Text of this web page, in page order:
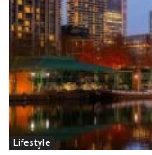
Lifestyle